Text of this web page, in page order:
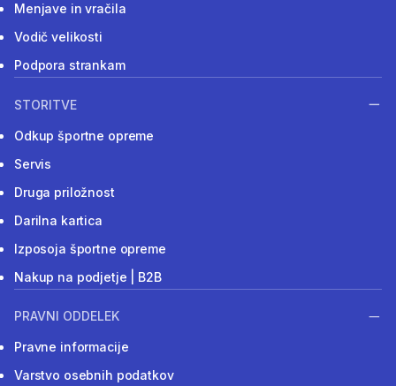
Menjave in vračila
Vodič velikosti
Podpora strankam
STORITVE
Odkup športne opreme
Servis
Druga priložnost
Darilna kartica
Izposoja športne opreme
Nakup na podjetje | B2B
PRAVNI ODDELEK
Pravne informacije
Varstvo osebnih podatkov